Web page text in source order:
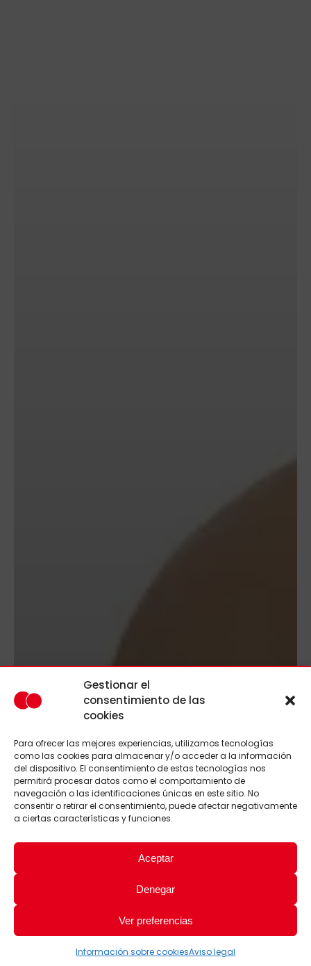
Gestionar el
consentimiento de las
cookies
Para ofrecer las mejores experiencias, utilizamos tecnologías
como las cookies para almacenar y/o acceder a la información
del dispositivo. El consentimiento de estas tecnologías nos
permitirá procesar datos como el comportamiento de
navegación o las identificaciones únicas en este sitio. No
consentir o retirar el consentimiento, puede afectar negativamente
a ciertas características y funciones.
Aceptar
Denegar
Ver preferencias
Información sobre cookiesAviso legal